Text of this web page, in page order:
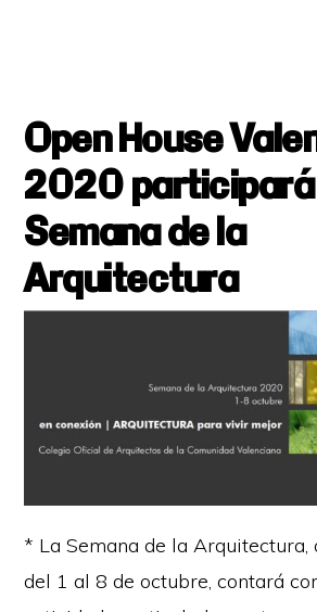
Open House
2020 participará
Semana de la
Arquitectura
* La Semana de la Arquitectura,
del 1 al 8 de octubre, contará